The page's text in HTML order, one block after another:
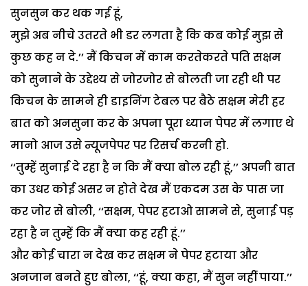
सुनसुन कर थक गई हूं,
मुझे अब नीचे उतरते भी डर लगता है कि कब कोई मुझ से
कुछ कह न दे.’’ मैं किचन में काम करतेकरते पति सक्षम
को सुनाने के उद्देश्य से जोरजोर से बोलती जा रही थी पर
किचन के सामने ही डाइनिंग टेबल पर बैठे सक्षम मेरी हर
बात को अनसुना कर के अपना पूरा ध्यान पेपर में लगाए थे
मानो आज उसे न्यूजपेपर पर रिसर्च करनी हो.
‘‘तुम्हें सुनाई दे रहा है न कि मैं क्या बोल रही हूं,’’ अपनी बात
का उधर कोई असर न होते देख मैं एकदम उस के पास जा
कर जोर से बोली, ‘‘सक्षम, पेपर हटाओ सामने से, सुनाई पड़
रहा है न तुम्हें कि मैं क्या कह रही हूं.’’
और कोई चारा न देख कर सक्षम ने पेपर हटाया और
अनजान बनते हुए बोला, ‘‘हूं, क्या कहा, मैं सुन नहीं पाया.’’